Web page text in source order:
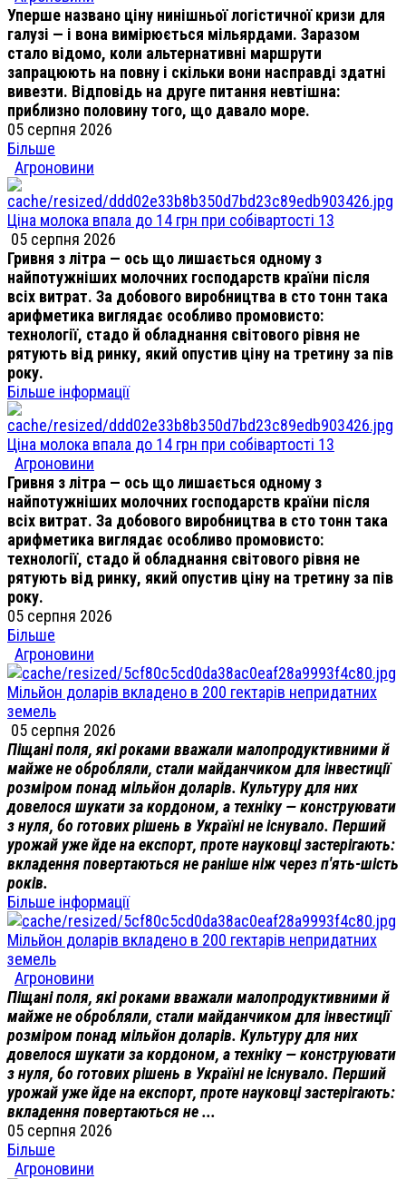
Уперше названо ціну нинішньої логістичної кризи для
галузі — і вона вимірюється мільярдами. Заразом
стало відомо, коли альтернативні маршрути
запрацюють на повну і скільки вони насправді здатні
вивезти. Відповідь на друге питання невтішна:
приблизно половину того, що давало море.
05 серпня 2026
Більше
Агроновини
Ціна молока впала до 14 грн при собівартості 13
05 серпня 2026
Гривня з літра — ось що лишається одному з
найпотужніших молочних господарств країни після
всіх витрат. За добового виробництва в сто тонн така
арифметика виглядає особливо промовисто:
технології, стадо й обладнання світового рівня не
рятують від ринку, який опустив ціну на третину за пів
року.
Більше інформації
Ціна молока впала до 14 грн при собівартості 13
Агроновини
Гривня з літра — ось що лишається одному з
найпотужніших молочних господарств країни після
всіх витрат. За добового виробництва в сто тонн така
арифметика виглядає особливо промовисто:
технології, стадо й обладнання світового рівня не
рятують від ринку, який опустив ціну на третину за пів
року.
05 серпня 2026
Більше
Агроновини
Мільйон доларів вкладено в 200 гектарів непридатних
земель
05 серпня 2026
Піщані поля, які роками вважали малопродуктивними й
майже не обробляли, стали майданчиком для інвестиції
розміром понад мільйон доларів. Культуру для них
довелося шукати за кордоном, а техніку — конструювати
з нуля, бо готових рішень в Україні не існувало. Перший
урожай уже йде на експорт, проте науковці застерігають:
вкладення повертаються не раніше ніж через п'ять-шість
років.
Більше інформації
Мільйон доларів вкладено в 200 гектарів непридатних
земель
Агроновини
Піщані поля, які роками вважали малопродуктивними й
майже не обробляли, стали майданчиком для інвестиції
розміром понад мільйон доларів. Культуру для них
довелося шукати за кордоном, а техніку — конструювати
з нуля, бо готових рішень в Україні не існувало. Перший
урожай уже йде на експорт, проте науковці застерігають:
вкладення повертаються не ...
05 серпня 2026
Більше
Агроновини